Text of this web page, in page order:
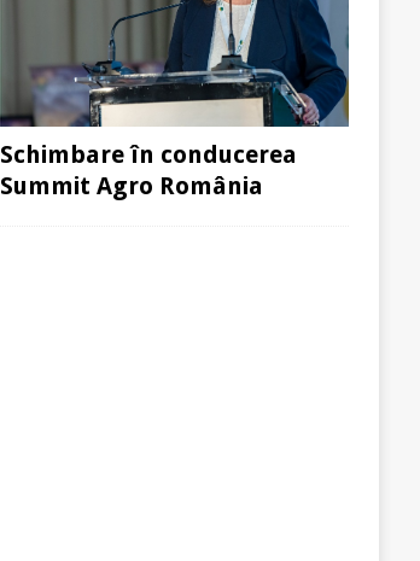
Schimbare în conducerea
Summit Agro România